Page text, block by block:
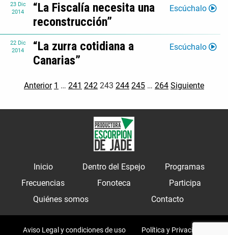
23 Dic
2014
“La Fiscalía necesita una
reconstrucción”
Escúchalo
22 Dic
2014
“La zurra cotidiana a
Canarias”
Escúchalo
Anterior 1 … 241 242 243 244 245 … 264 Siguiente
Inicio Dentro del Espejo
Programas
Frecuencias
Fonoteca
Participa
Quiénes somos
Contacto
Aviso Legal y condiciones de uso Política y Privacidad